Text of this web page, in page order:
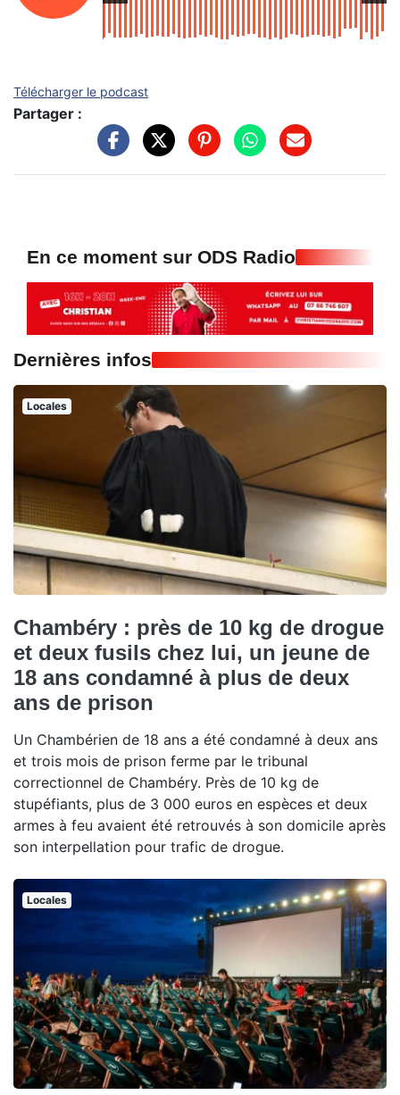
Télécharger le podcast
Partager :
En ce moment sur ODS Radio
Dernières infos
Locales
Chambéry : près de 10 kg de drogue
et deux fusils chez lui, un jeune de
18 ans condamné à plus de deux
ans de prison
Un Chambérien de 18 ans a été condamné à deux ans
et trois mois de prison ferme par le tribunal
correctionnel de Chambéry. Près de 10 kg de
stupéfiants, plus de 3 000 euros en espèces et deux
armes à feu avaient été retrouvés à son domicile après
son interpellation pour trafic de drogue.
Locales